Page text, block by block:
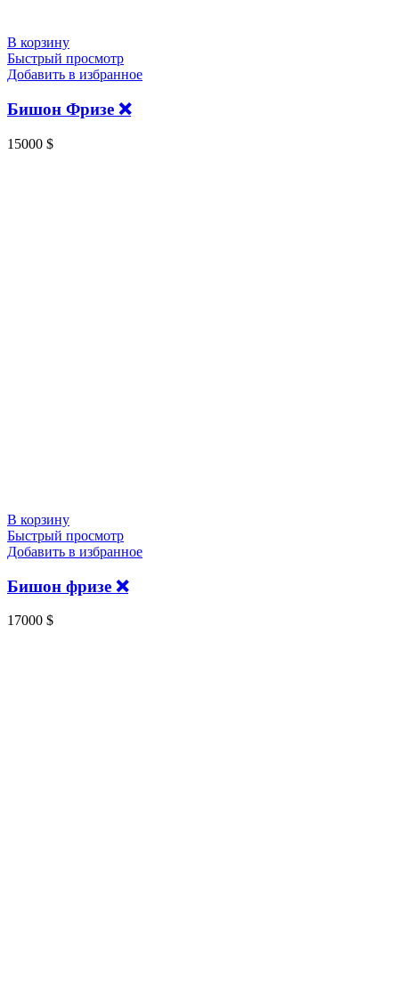
В корзину
Быстрый просмотр
Добавить в избранное
Бишон Фризе ❌️
15000 $
В корзину
Быстрый просмотр
Добавить в избранное
Бишон фризе ❌️
17000 $